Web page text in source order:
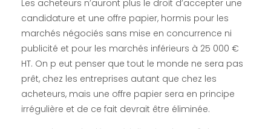
a
t
é
r
Les acheteurs n’auront plus le droit d’accepter une
candidature et une offre papier, hormis pour les
marchés négociés sans mise en concurrence ni
publicité et pour les marchés inférieurs à 25 000 €
HT. On p eut penser que tout le monde ne sera pas
prêt, chez les entreprises autant que chez les
acheteurs, mais une offre papier sera en principe
irrégulière et de ce fait devrait être éliminée.